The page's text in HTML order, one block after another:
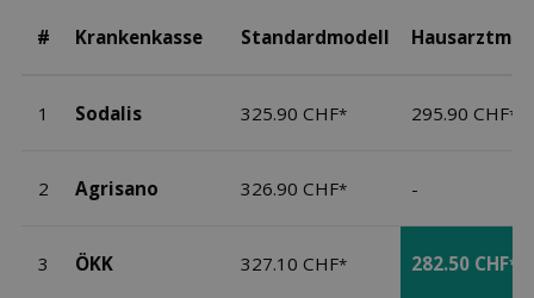
# Krankenkasse Standardmodell
1 Sodalis 325.90 CHF* 295.90 CHF*
2 Agrisano 326.90 CHF* -
3 ÖKK 327.10 CHF* 282.50 CHF*